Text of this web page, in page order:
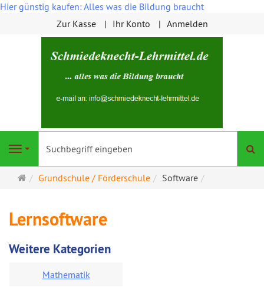
Hier günstig kaufen: Alles was die Bildung braucht
Zur Kasse
Ihr Konto Anmelden
Navigation
Startseite
Grundschule / Förderschule Software
Lernsoftware
Weitere Kategorien
Mathematik